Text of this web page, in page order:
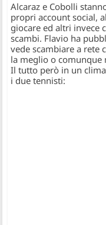
Alcaraz e Cobolli
propri account social,
giocare ed altri invece
scambi. Flavio ha
vede scambiare a rete
la meglio o comunque
Il tutto però in un
i due tennisti: